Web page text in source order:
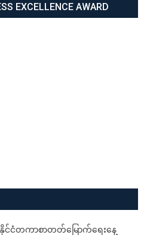
EXCELLENCE AWARD
ငံတကာစာတတ်မြောက်ရေးနေ့